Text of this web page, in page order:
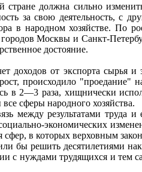
стране должна сильно
за свою деятельность, с
в народном хозяйстве. По
Москвы и Санкт-
достояние.
от экспорта сырья и
происходило "проедание"
в 2—3 раза, хищнически
сферы народного хозяйства.
между результатами труда
экономических
сфер, в которых верховным
бы решить десятилетиями
с нуждами трудящихся и